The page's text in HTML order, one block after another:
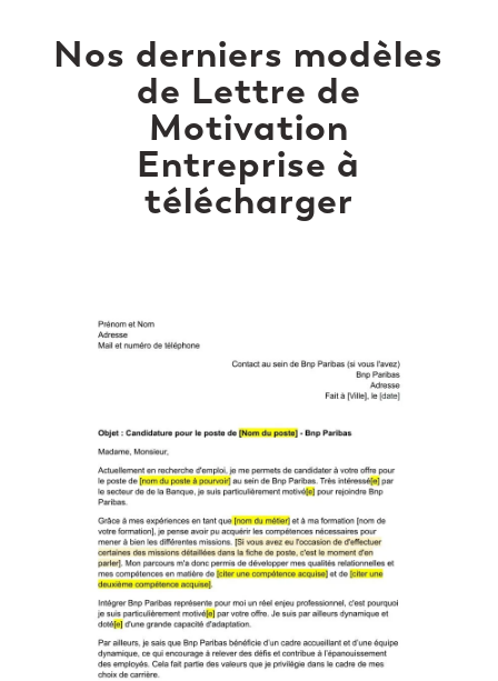
Nos derniers modèles
de Lettre de
Motivation
Entreprise à
télécharger